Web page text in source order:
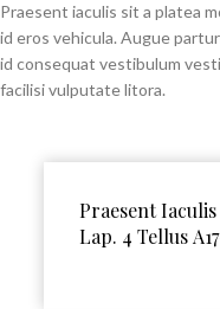
Praesent iaculis sit a platea
id eros vehicula. Augue
id consequat vestibulum
facilisi vulputate litora.
Praesent
Lap. 4 Tellus